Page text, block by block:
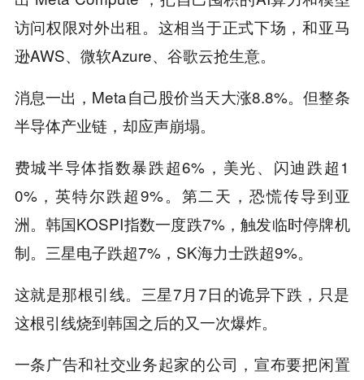
访问权限对外出租。这相当于正式下场，和亚马
逊AWS、 微软Azure、谷歌云抢生意。
消息一出，Meta自己股价当天大涨8.8%。但整条
半导体产业链，却应声崩塌。
费城半导体指数暴跌超6%，美光、闪迪跌超1
0%，英特尔跌超9%。第二天，恐慌传导到亚
洲。韩国KOSPI指数一度跌7%，触发临时停牌机
制。三星电子跌超7%，SK海力士跌超9%。
这就是那根引线。三星7月7日的诡异下跌，只是
这根引线烧到韩国之后的又一次爆炸。
一条广告和社交业务起家的公司，宣布要把闲置